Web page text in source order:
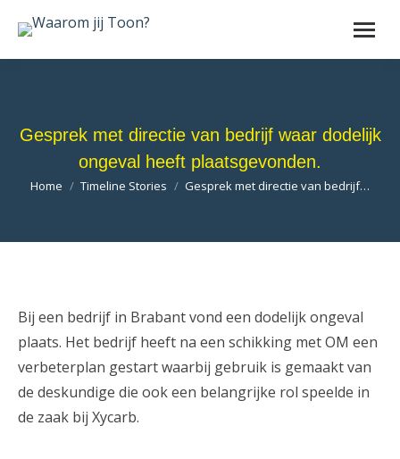
Gesprek met directie van bedrijf waar dodelijk
ongeval heeft plaatsgevonden.
Je bent hier:
Home Timeline Stories Gesprek met directie van bedrijf…
Bij een bedrijf in Brabant vond een dodelijk ongeval
plaats. Het bedrijf heeft na een schikking met OM een
verbeterplan gestart waarbij gebruik is gemaakt van
de deskundige die ook een belangrijke rol speelde in
de zaak bij Xycarb.